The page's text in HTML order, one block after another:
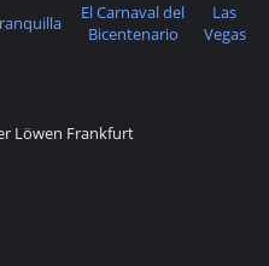
El Carnaval del
Bicentenario
Las
Vegas
Löwen Frankfurt